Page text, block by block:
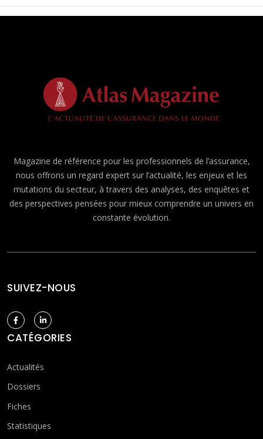
Magazine de référence pour les professionnels de l’assurance,
nous offrons un regard expert sur l’actualité, les enjeux et les
mutations du secteur, à travers des analyses, des enquêtes et
des perspectives pensées pour mieux comprendre un univers en
constante évolution.
SUIVEZ-NOUS
CATÉGORIES
Actualités
Dossiers
Fiches
Statistiques